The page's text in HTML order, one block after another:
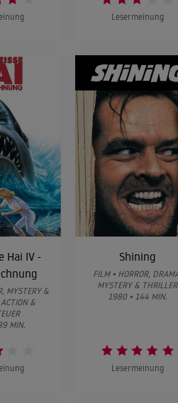
Lesermeinung
Hai IV -
MYSTERY &
&
MIN.
Shining
FILM • HORROR,
MYSTERY & THRILLER
1980 • 144 MIN.
Lesermeinung